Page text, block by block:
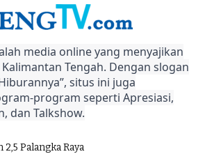
media online yang menyajikan
Tengah. Dengan slogan
situs ini juga
program seperti Apresiasi,
dan Talkshow.
Palangka Raya